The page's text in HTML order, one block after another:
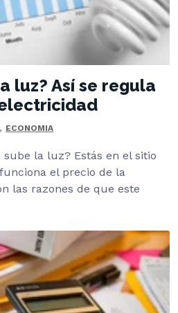
luz? Así se regula
, ECONOMIA
la luz? Estás en el sitio
el precio de la
las razones de que este